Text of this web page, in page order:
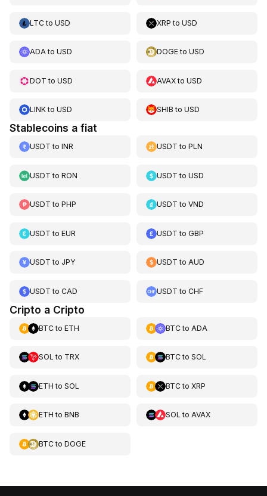
LTCto USD XRP toUSD
ADAto USD DOGEtoUSD
DOT to USD AVAXtoUSD
LINKto USD SHIB toUSD
Stablecoins a fiat
USDT to INR USDT toPLN
USDT to RON USDT toUSD
USDT to PHP USDT toVND
USDT to EUR USDT toGBP
USDT to JPY USDT toAUD
USDT to CAD USDT toCHF
Cripto a Cripto
BTCto ETH BTCto ADA
SOL to TRX BTCto SOL
ETH to SOL BTCto XRP
ETH to BNB SOL to AVAX
BTCto DOGE